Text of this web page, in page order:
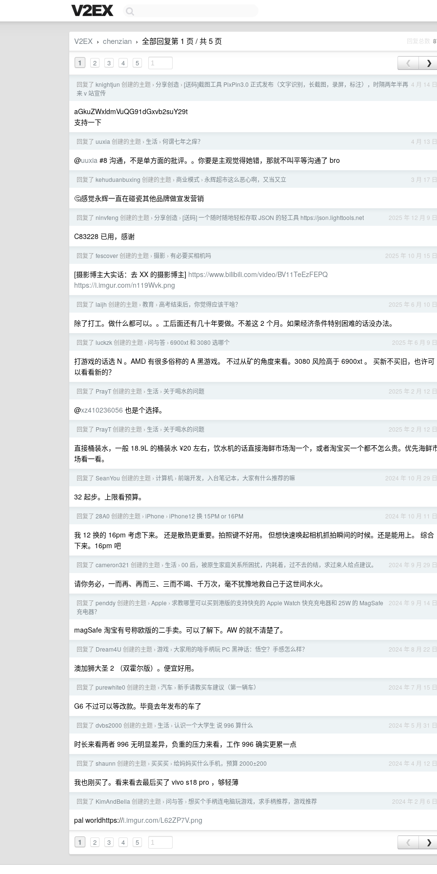
V2EX › chenzian › 全部回复第 1 页 / 共 5 页 回复总数
1 2 3 4 5 ❮ ❯
4 月 14 日
回复了 knightjun 创建的主题 › 分享创造 › [送码]截图工具 PixPin3.0 正式发布（文字识别，长截图，录屏，标注），时隔两年半再
来 v 站宣传
aGkuZWxldmVuQG91dGxvb2suY29t
支持一下
4 月 13 日
回复了 uuxia 创建的主题 › 生活 › 何谓七年之痒？
@uuxia #8 沟通，不是单方面的批评。。你要是主观觉得她错，那就不叫平等沟通了 bro
3 月 17 日
回复了 kehuduanbuxing 创建的主题 › 商业模式 › 永辉超市这么恶心啊，又当又立
🤔感觉永辉一直在碰瓷其他品牌做宣发营销
2025 年 12 月 9 日
回复了 ninvfeng 创建的主题 › 分享创造 › [送码] 一个随时随地轻松存取 JSON 的轻工具 https://json.lighttools.net
C83228 已用，感谢
2025 年 10 月 15 日
回复了 fescover创建的主题 › 摄影 › 有必要买相机吗
[摄影博主大实话：去 XX 的摄影博主] https://www.bilibili.com/video/BV11TeEzFEPQ
https://i.imgur.com/n119Wvk.png
2025 年 6 月 10 日
回复了 laijh 创建的主题 › 教育 › 高考结束后，你觉得应该干啥？
除了打工。做什么都可以。。工后面还有几十年要做。不差这 2 个月。如果经济条件特别困难的话没办法。
2025 年 6 月 9 日
回复了 luckzk创建的主题 › 问与答 › 6900xt 和 3080 选哪个
打游戏的话选 N 。AMD 有很多俗称的 A 黑游戏。 不过从矿的角度来看。3080 风险高于 6900xt 。 买新不买旧，也许可
以看看新的？
2025 年 2 月 12 日
回复了 PrayT创建的主题 › 生活 › 关于喝水的问题
@xz410236056 也是个选择。
2025 年 2 月 12 日
回复了 PrayT创建的主题 › 生活 › 关于喝水的问题
直接桶装水，一般 18.9L 的桶装水 ¥20 左右，饮水机的话直接海鲜市场淘一个，或者淘宝买一个都不怎么贵。优先海鲜
场看一看。
2024 年 10 月 29 日
回复了 SeanYou 创建的主题 › 计算机 › 前端开发，入台笔记本，大家有什么推荐的嘛
32 起步。上限看预算。
2024 年 10 月 11 日
回复了 28A0 创建的主题 › iPhone › iPhone12 换 15PM or 16PM
我 12 换的 16pm 考虑下来。 还是散热更重要。拍照键不好用。 但想快速唤起相机抓拍瞬间的时候。还是能用上。 综合
下来。16pm 吧
2024 年 9 月 29 日
回复了 cameron321 创建的主题 › 生活 › 00 后，被原生家庭关系所困扰，内耗着，过不去的结，求过来人给点建议。
请你务必，一而再、再而三、三而不竭、千万次，毫不犹豫地救自己于这世间水火。
2024 年 9 月 14 日
回复了 penddy创建的主题 › Apple › 求教哪里可以买到港版的支持快充的 Apple Watch 快充充电器和 25W 的 MagSafe
充电器？
magSafe 淘宝有号称欧版的二手卖。可以了解下。AW 的就不清楚了。
2024 年 8 月 22 日
回复了 Dream4U 创建的主题 › 游戏 › 大家用的啥手柄玩 PC 黑神话：悟空？手感怎么样？
澳加狮大圣 2 （双霍尔版）。便宜好用。
2024 年 7 月 15 日
回复了 purewhite0 创建的主题 › 汽车 › 新手请教买车建议（第一辆车）
G6 不过可以等改款。毕竟去年发布的车了
2024 年 5 月 31 日
回复了 dvbs2000 创建的主题 › 生活 › 认识一个大学生 说 996 算什么
时长来看两者 996 无明显差异，负重的压力来看，工作 996 确实更累一点
2024 年 4 月 12 日
回复了 shaunn 创建的主题 › 买买买 › 给妈妈买什么手机，预算 2000±200
我也刚买了。看来看去最后买了 vivo s18 pro ，够轻薄
2024 年 2 月 6 日
回复了 KimAndBella 创建的主题 › 问与答 › 想买个手柄连电脑玩游戏，求手柄推荐，游戏推荐
pal worldhttps://i.imgur.com/L62ZP7V.png
1 2 3 4 5 ❮ ❯